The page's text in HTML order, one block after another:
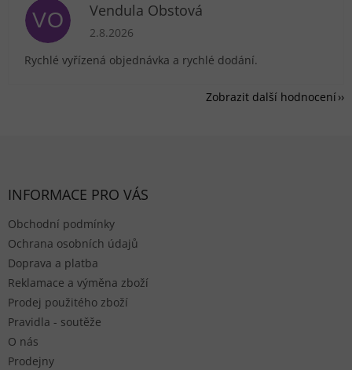
VO Vendula Obstová
Hodnocení obchodu je 5 z 5 hvězdiček.
2.8.2026
Rychlé vyřízená objednávka a rychlé dodání.
Zobrazit další hodnocení
INFORMACE PRO VÁS
Obchodní podmínky
Ochrana osobních údajů
Doprava a platba
Reklamace a výměna zboží
Prodej použitého zboží
Pravidla - soutěže
O nás
Prodejny